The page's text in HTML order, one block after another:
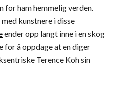
for ham hemmelig verden.
kunstnere i disse
ender opp langt inne i en skog
for å oppdage at en diger
Terence Koh sin